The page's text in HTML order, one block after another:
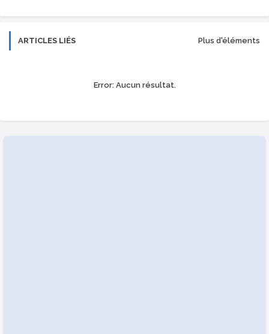
ARTICLES LIÉS Plus d'éléments
Error:Aucun résultat.